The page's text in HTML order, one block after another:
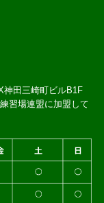
田三崎町ビルB1F
習場連盟に加盟して